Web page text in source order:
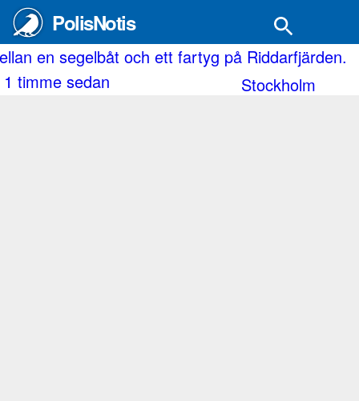
PolisNotis
och ett fartyg på Riddarfjärden.
sedan
Stockholm
1